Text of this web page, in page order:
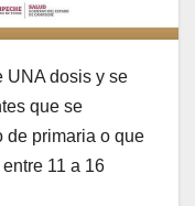
UNA dosis y se
que se
de primaria o que
11 a 16